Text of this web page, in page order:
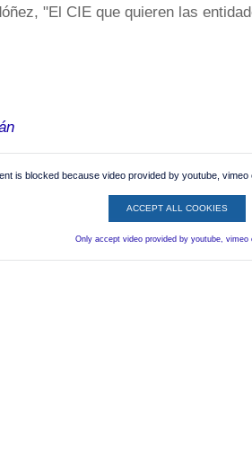
"El CIE que quieren las
is blocked because video provided by youtube,
ACCEPT ALL COOKIES
Only accept video provided by youtube, vimeo